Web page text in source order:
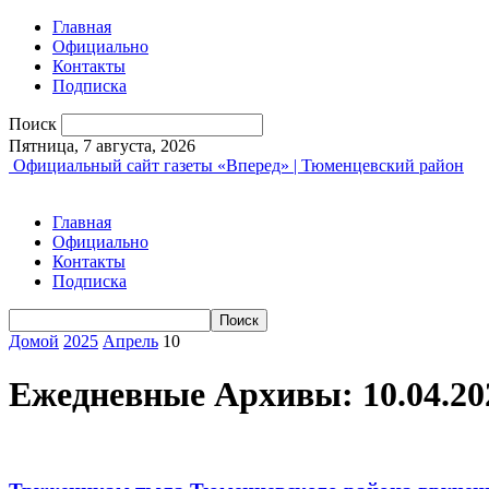
Главная
Официально
Контакты
Подписка
Поиск
Пятница, 7 августа, 2026
Официальный сайт газеты «Вперед» | Тюменцевский район
Главная
Официально
Контакты
Подписка
Домой 2025 Апрель 10
Ежедневные Архивы: